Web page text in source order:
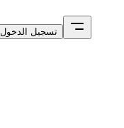
تسجيل الدخول